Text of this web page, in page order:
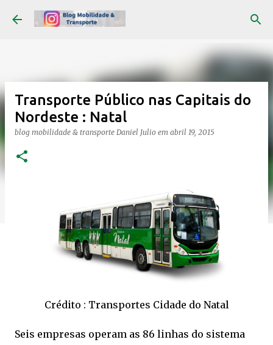
Pular para o conteúdo principal
Transporte Público nas Capitais do
Nordeste : Natal
blog mobilidade & transporte Daniel Julio em abril 19, 2015
Crédito : Transportes Cidade do Natal
Seis empresas operam as 86 linhas do sistema